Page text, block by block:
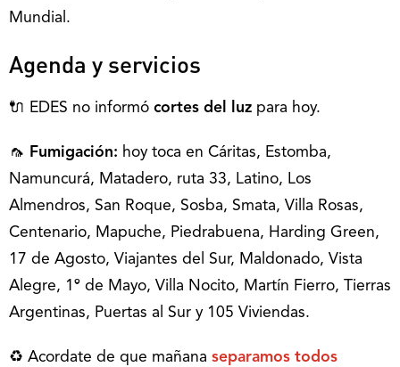
Mundial.
Agenda y servicios
🔌 EDES no informó cortes del luz para hoy.
🦟 Fumigación: hoy toca en Cáritas, Estomba,
Namuncurá, Matadero, ruta 33, Latino, Los
Almendros, San Roque, Sosba, Smata, Villa Rosas,
Centenario, Mapuche, Piedrabuena, Harding Green,
17 de Agosto, Viajantes del Sur, Maldonado, Vista
Alegre, 1º de Mayo, Villa Nocito, Martín Fierro, Tierras
Argentinas, Puertas al Sur y 105 Viviendas.
♻️ Acordate de que mañana separamos todos